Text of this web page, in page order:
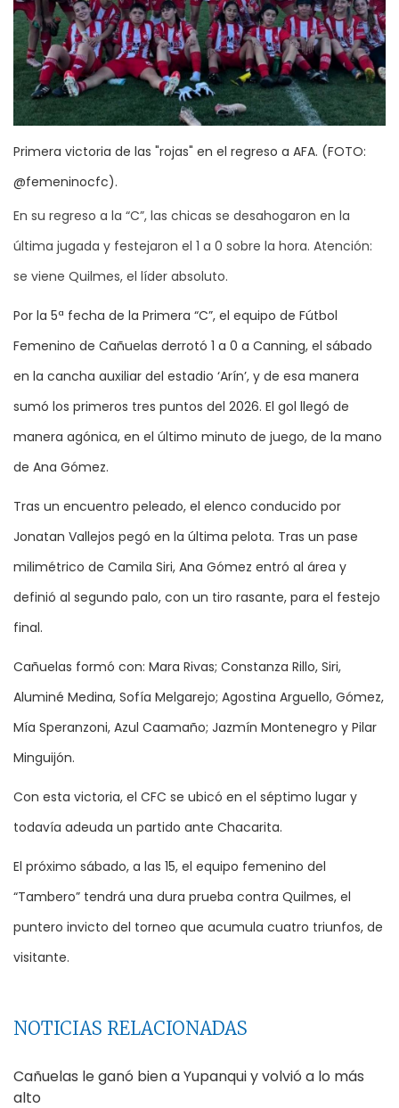
Primera victoria de las "rojas" en el regreso a AFA. (FOTO:
@femeninocfc).
En su regreso a la “C”, las chicas se desahogaron en la
última jugada y festejaron el 1 a 0 sobre la hora. Atención:
se viene Quilmes, el líder absoluto.
Por la 5ª fecha de la Primera “C”, el equipo de Fútbol
Femenino de Cañuelas derrotó 1 a 0 a Canning, el sábado
en la cancha auxiliar del estadio ‘Arín’, y de esa manera
sumó los primeros tres puntos del 2026. El gol llegó de
manera agónica, en el último minuto de juego, de la mano
de Ana Gómez.
Tras un encuentro peleado, el elenco conducido por
Jonatan Vallejos pegó en la última pelota. Tras un pase
milimétrico de Camila Siri, Ana Gómez entró al área y
definió al segundo palo, con un tiro rasante, para el festejo
final.
Cañuelas formó con: Mara Rivas; Constanza Rillo, Siri,
Aluminé Medina, Sofía Melgarejo; Agostina Arguello, Gómez,
Mía Speranzoni, Azul Caamaño; Jazmín Montenegro y Pilar
Minguijón.
Con esta victoria, el CFC se ubicó en el séptimo lugar y
todavía adeuda un partido ante Chacarita.
El próximo sábado, a las 15, el equipo femenino del
“Tambero” tendrá una dura prueba contra Quilmes, el
puntero invicto del torneo que acumula cuatro triunfos, de
visitante.
NOTICIAS RELACIONADAS
Cañuelas le ganó bien a Yupanqui y volvió a lo más
alto